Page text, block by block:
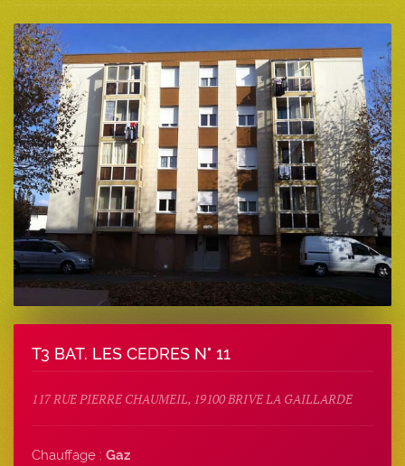
T3 BAT. LES CEDRES N° 11
117 RUE PIERRE CHAUMEIL, 19100 BRIVE LA GAILLARDE
Chauffage : Gaz